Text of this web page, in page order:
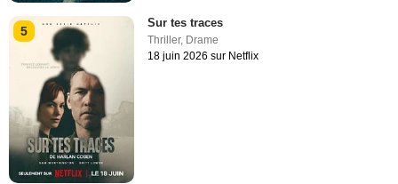
5
Sur tes traces
Thriller, Drame
18 juin 2026 sur Netflix